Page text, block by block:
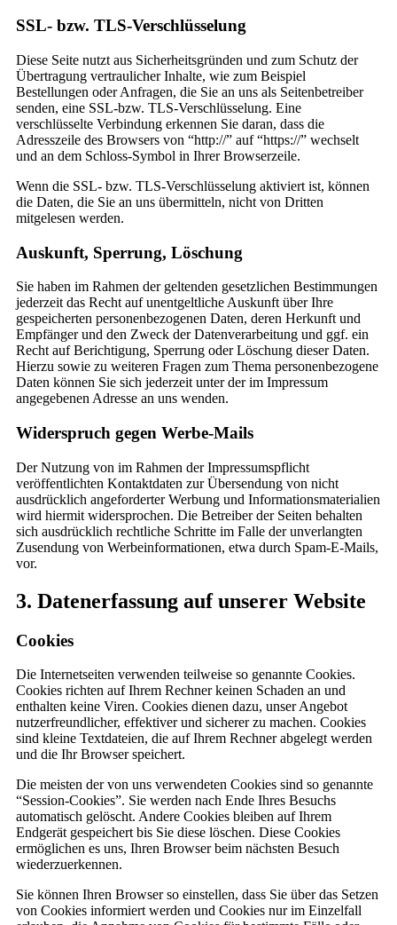
SSL- bzw. TLS-Verschlüsselung
Diese Seite nutzt aus Sicherheitsgründen und zum Schutz der
Übertragung vertraulicher Inhalte, wie zum Beispiel
Bestellungen oder Anfragen, die Sie an uns als Seitenbetreiber
senden, eine SSL-bzw. TLS-Verschlüsselung. Eine
verschlüsselte Verbindung erkennen Sie daran, dass die
Adresszeile des Browsers von “http://” auf “https://” wechselt
und an dem Schloss-Symbol in Ihrer Browserzeile.
Wenn die SSL- bzw. TLS-Verschlüsselung aktiviert ist, können
die Daten, die Sie an uns übermitteln, nicht von Dritten
mitgelesen werden.
Auskunft, Sperrung, Löschung
Sie haben im Rahmen der geltenden gesetzlichen Bestimmungen
jederzeit das Recht auf unentgeltliche Auskunft über Ihre
gespeicherten personenbezogenen Daten, deren Herkunft und
Empfänger und den Zweck der Datenverarbeitung und ggf. ein
Recht auf Berichtigung, Sperrung oder Löschung dieser Daten.
Hierzu sowie zu weiteren Fragen zum Thema personenbezogene
Daten können Sie sich jederzeit unter der im Impressum
angegebenen Adresse an uns wenden.
Widerspruch gegen Werbe-Mails
Der Nutzung von im Rahmen der Impressumspflicht
veröffentlichten Kontaktdaten zur Übersendung von nicht
ausdrücklich angeforderter Werbung und Informationsmaterialien
wird hiermit widersprochen. Die Betreiber der Seiten behalten
sich ausdrücklich rechtliche Schritte im Falle der unverlangten
Zusendung von Werbeinformationen, etwa durch Spam-E-Mails,
vor.
3. Datenerfassung auf unserer Website
Cookies
Die Internetseiten verwenden teilweise so genannte Cookies.
Cookies richten auf Ihrem Rechner keinen Schaden an und
enthalten keine Viren. Cookies dienen dazu, unser Angebot
nutzerfreundlicher, effektiver und sicherer zu machen. Cookies
sind kleine Textdateien, die auf Ihrem Rechner abgelegt werden
und die Ihr Browser speichert.
Die meisten der von uns verwendeten Cookies sind so genannte
“Session-Cookies”. Sie werden nach Ende Ihres Besuchs
automatisch gelöscht. Andere Cookies bleiben auf Ihrem
Endgerät gespeichert bis Sie diese löschen. Diese Cookies
ermöglichen es uns, Ihren Browser beim nächsten Besuch
wiederzuerkennen.
Sie können Ihren Browser so einstellen, dass Sie über das Setzen
von Cookies informiert werden und Cookies nur im Einzelfall